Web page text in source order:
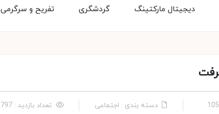
تفریح و سرگرمی گردشگری دیجیتال مارکتینگ
دسته بندی : اجتماعی تعداد بازدید : 797 نفر